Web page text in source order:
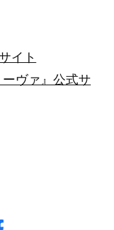
イト
ヴァ』公式サ